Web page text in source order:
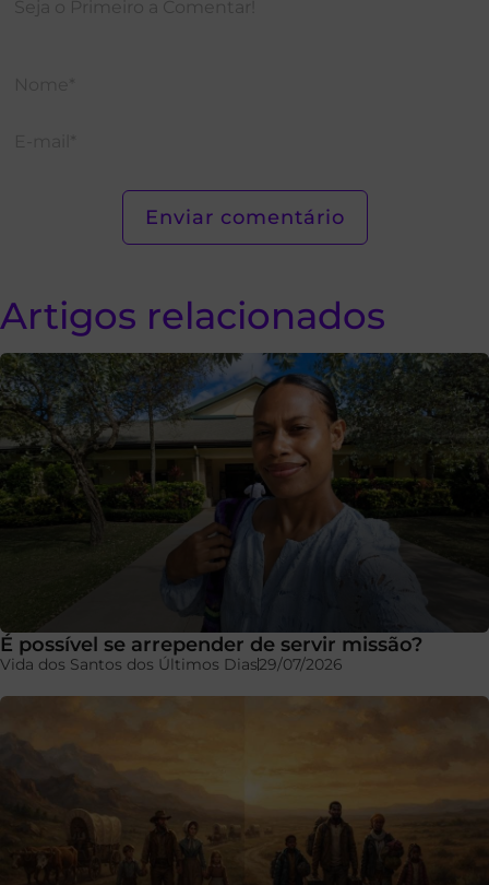
Artigos relacionados
É possível se arrepender de servir missão?
Vida dos Santos dos Últimos Dias29/07/2026